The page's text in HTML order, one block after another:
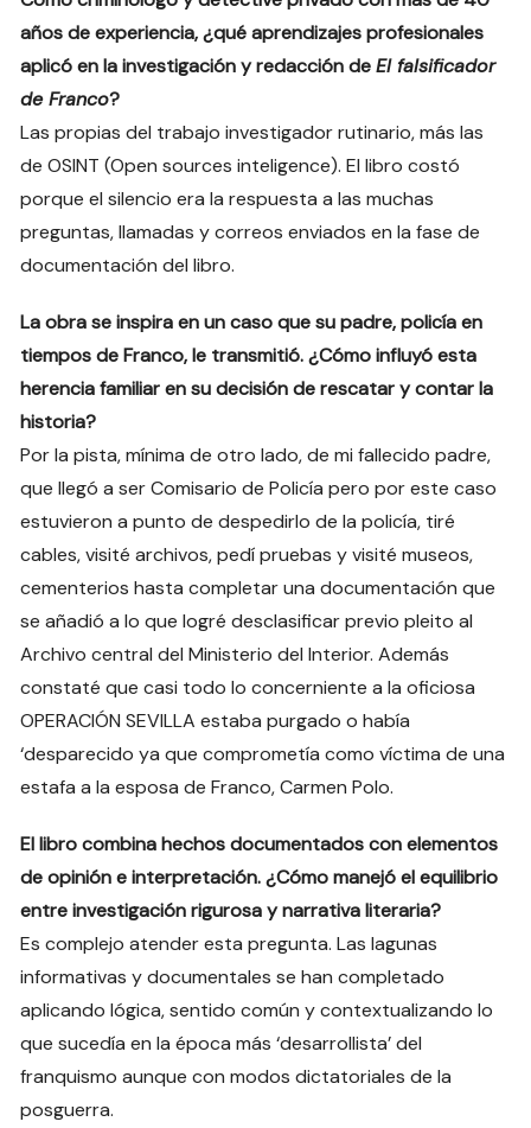
años de experiencia, ¿qué aprendizajes profesionales
aplicó en la investigación y redacción deEl falsificador
de Franco?
Las propias del trabajo investigador rutinario, más las
de OSINT (Open sources inteligence). El libro costó
porque el silencio era la respuesta a las muchas
preguntas, llamadas y correos enviados en la fase de
documentación del libro.
La obra se inspira en un caso que su padre, policía en
tiempos de Franco, le transmitió. ¿Cómo influyó esta
herencia familiar en su decisión de rescatar y contar la
historia?
Por la pista, mínima de otro lado, de mi fallecido padre,
que llegó a ser Comisario de Policía pero por este caso
estuvieron a punto de despedirlo de la policía, tiré
cables, visité archivos, pedí pruebas y visité museos,
cementerios hasta completar una documentación que
se añadió a lo que logré desclasificar previo pleito al
Archivo central del Ministerio del Interior. Además
constaté que casi todo lo concerniente a la oficiosa
OPERACIÓN SEVILLA estaba purgado o había
‘desparecido ya que comprometía como víctima de una
estafa a la esposa de Franco, Carmen Polo.
El libro combina hechos documentados con elementos
de opinión e interpretación. ¿Cómo manejó el equilibrio
entre investigación rigurosa y narrativa literaria?
Es complejo atender esta pregunta. Las lagunas
informativas y documentales se han completado
aplicando lógica, sentido común y contextualizando lo
que sucedía en la época más ‘desarrollista’ del
franquismo aunque con modos dictatoriales de la
posguerra.